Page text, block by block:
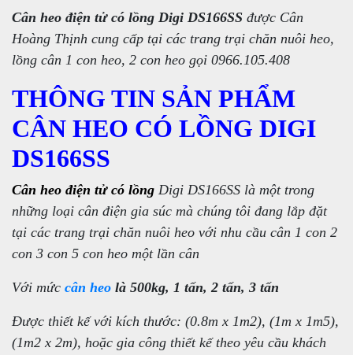
Cân heo điện tử có lồng Digi DS166SS được Cân
Hoàng Thịnh cung cấp tại các trang trại chăn nuôi heo,
lồng cân 1 con heo, 2 con heo gọi 0966.105.408
THÔNG TIN SẢN PHẨM
CÂN HEO CÓ LỒNG DIGI
DS166SS
Cân heo điện tử có lồng Digi DS166SS là một trong
những loại cân điện gia súc mà chúng tôi đang lắp đặt
tại các trang trại chăn nuôi heo với nhu cầu cân 1 con 2
con 3 con 5 con heo một lần cân
Với mức cân heo là 500kg, 1 tấn, 2 tấn, 3 tấn
Được thiết kế với kích thước: (0.8m x 1m2), (1m x 1m5),
(1m2 x 2m), hoặc gia công thiết kế theo yêu cầu khách